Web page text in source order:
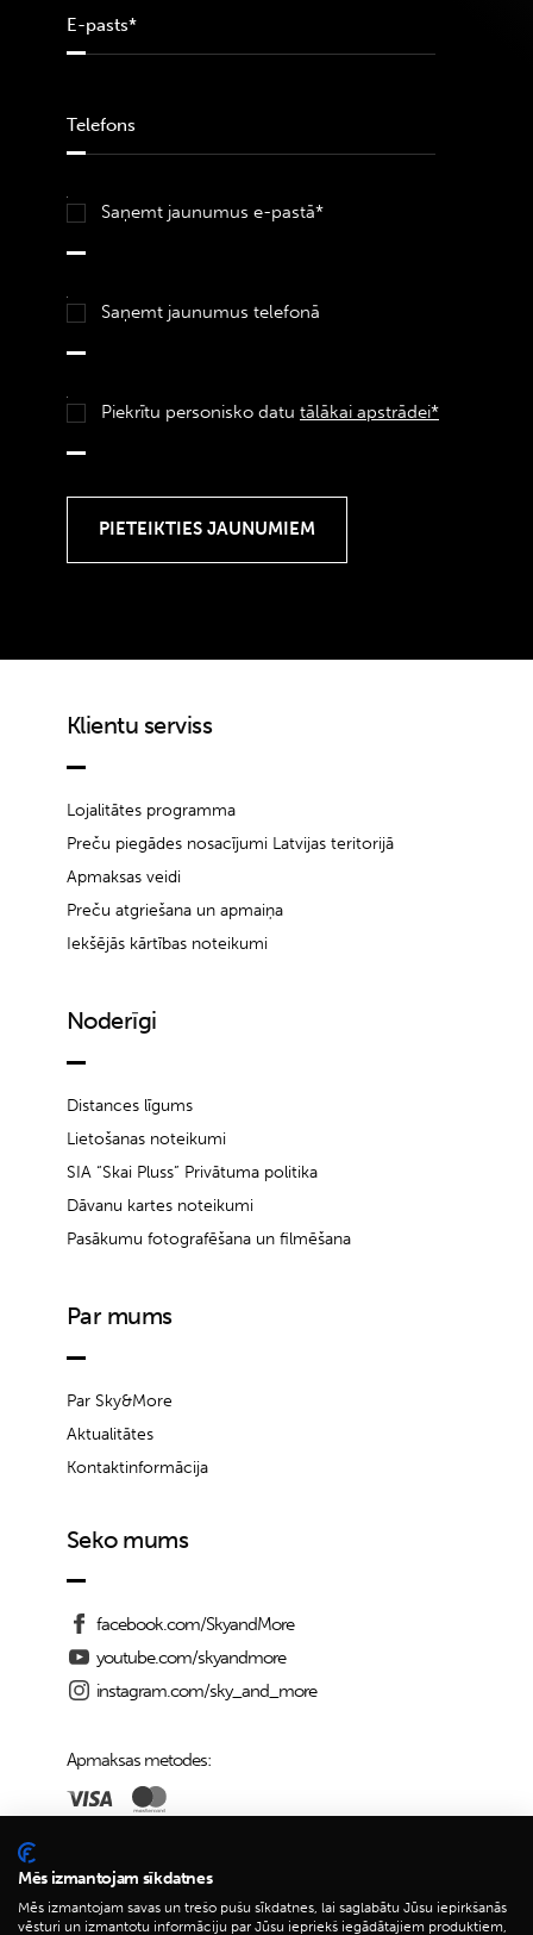
Saņemt jaunumus e-pastā*
Saņemt jaunumus telefonā
Piekrītu personisko datu tālākai apstrādei*
Klientu serviss
Lojalitātes programma
Preču piegādes nosacījumi Latvijas teritorijā
Apmaksas veidi
Preču atgriešana un apmaiņa
Iekšējās kārtības noteikumi
Noderīgi
Distances līgums
Lietošanas noteikumi
SIA “Skai Pluss” Privātuma politika
Dāvanu kartes noteikumi
Pasākumu fotografēšana un filmēšana
Par mums
Par Sky&More
Aktualitātes
Kontaktinformācija
Seko mums
facebook.com/SkyandMore
youtube.com/skyandmore
instagram.com/sky_and_more
Apmaksas metodes:
Piegādes iespējas:
Mēs izmantojam sīkdatnes
Mēs izmantojam savas un trešo pušu sīkdatnes, lai saglabātu Jūsu iepirkšanās
vēsturi un izmantotu informāciju par Jūsu iepriekš iegādātajiem produktiem,